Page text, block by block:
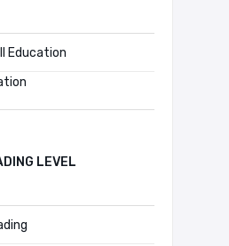
Education
LEVEL